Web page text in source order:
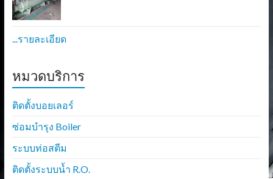
...รายละเอียด
หมวดบริการ
ติดตั้งบอยเลอร์
ซ่อมบำรุง Boiler
ระบบท่อสตีม
ติดตั้งระบบน้ำ R.O.